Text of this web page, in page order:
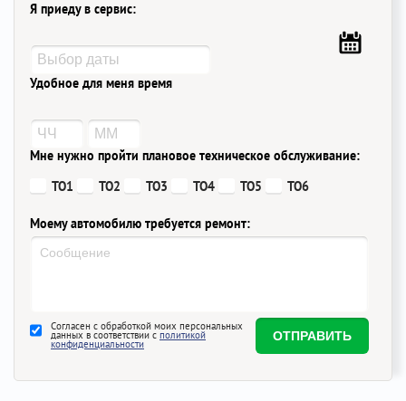
Я приеду в сервис:
Удобное для меня время
Мне нужно пройти плановое техническое обслуживание:
ТО1
ТО2 ТО3 ТО4 ТО5 ТО6
Моему автомобилю требуется ремонт:
Согласен с обработкой моих персональных
данных в соответствии с политикой
конфиденциальности